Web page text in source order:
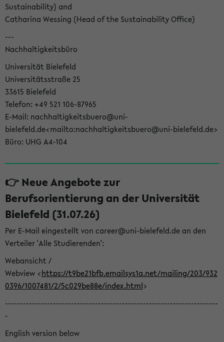
Sustainability) and
Catharina Wessing (Head of the Sustainability Office)
---
Nachhaltigkeitsbüro
Universität Bielefeld
Universitätsstraße 25
33615 Bielefeld
Telefon: +49 521 106-87965
E-Mail: nachhaltigkeitsbuero@uni-
bielefeld.de<mailto:nachhaltigkeitsbuero@uni-bielefeld.de>
Büro: UHG A4-104
👉 Neue Angebote zur
Berufsorientierung an der Universität
Bielefeld (31.07.26)
Per E-Mail eingestellt von career@uni-bielefeld.de an den
Verteiler 'Alle Studierenden':
Webansicht /
Webview <https://t9be21bfb.emailsys1a.net/mailing/203/932
0396/1007481/2/5c029be88e/index.html>
-----------------------------------------------------------------------
-
English version below